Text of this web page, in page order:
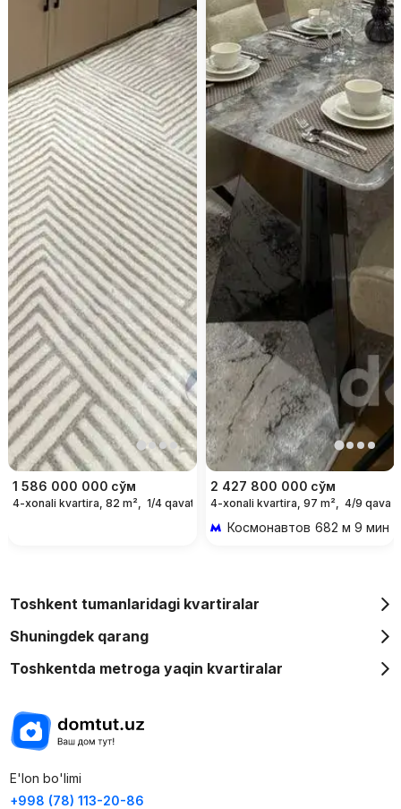
1 586 000 000 сўм
4-xonali kvartira, 82 m², 1/4 qavat
2 427 800 000 сўм
4-xonali kvartira, 97 m², 4/9 qavat
Космонавтов 682 м 9 мин
Toshkent tumanlaridagi kvartiralar
Shuningdek qarang
Toshkentda metroga yaqin kvartiralar
E'lon bo'limi
+998 (78) 113-20-86